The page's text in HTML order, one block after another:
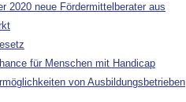
2020 neue Fördermittelberater aus
für Menschen mit Handicap
von Ausbildungsbetrieben